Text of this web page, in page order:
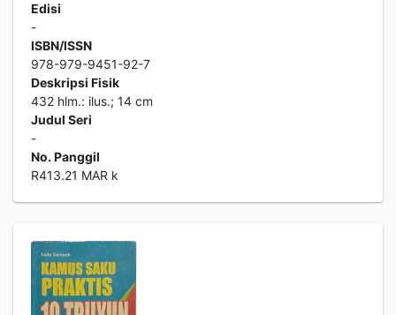
Edisi
-
ISBN/ISSN
978-979-9451-92-7
Deskripsi Fisik
432 hlm.: ilus.; 14 cm
Judul Seri
-
No. Panggil
R413.21 MAR k